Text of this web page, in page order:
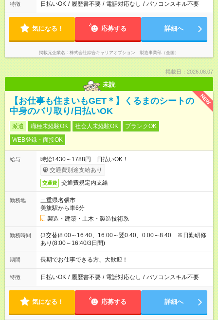
特徴 日払いOK / 履歴書不要 / 電話対応なし / パソコンスキル不要
気になる！ 応募する 詳細へ
掲載元企業名 株式会社綜合キャリアオプション 製造事業部（全国）
掲載日：2026.08.07
未読
NEW
【お仕事も住まいもGET＊】くるまのシートの
中身のバリ取り/日払いOK
派遣 職種未経験OK 社会人未経験OK
ブランクOK
WEB登録・面接OK
給与
時給1430～1788円 日払いOK！
交通費別途支給あり
交通費 交通費規定内支給
勤務地
三重県名張市
美旗駅から車6分
製造・建築・土木・製造技術系
勤務時間
(3交替)8:00～16:40、16:00～翌0:40、0:00～8:40 ※日勤研修
あり(8:00～16:40/3日間)
期間 長期でお仕事できる方、大歓迎！
特徴 日払いOK / 履歴書不要 / 電話対応なし / パソコンスキル不要
気になる！ 応募する 詳細へ